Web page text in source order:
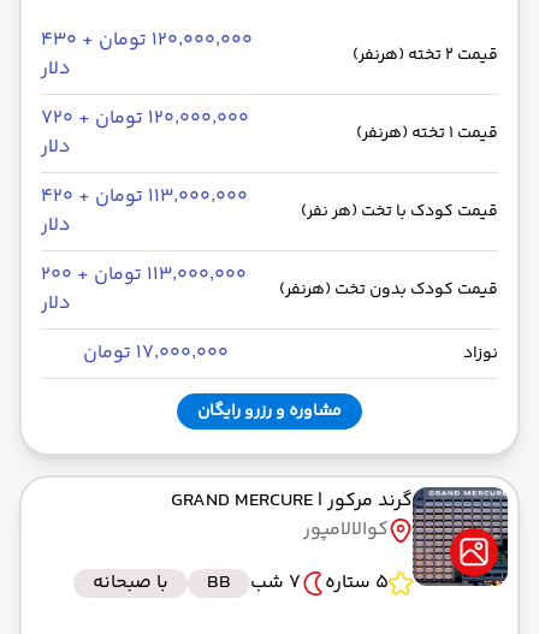
قیمت 2 تخته (هرنفر)
۱۲۰٬۰۰۰٬۰۰۰ تومان + ۴۳۰
دلار
قیمت 1 تخته (هرنفر)
۱۲۰٬۰۰۰٬۰۰۰ تومان + ۷۲۰
دلار
قیمت کودک با تخت (هر نفر)
۱۱۳٬۰۰۰٬۰۰۰ تومان + ۴۲۰
دلار
قیمت کودک بدون تخت (هرنفر)
۱۱۳٬۰۰۰٬۰۰۰ تومان + ۲۰۰
دلار
نوزاد ۱۷٬۰۰۰٬۰۰۰ تومان
مشاوره و رزرو رایگان
گرند مرکور| GRAND MERCURE
کوالالامپور
5 ستاره
7 شب BB با صبحانه